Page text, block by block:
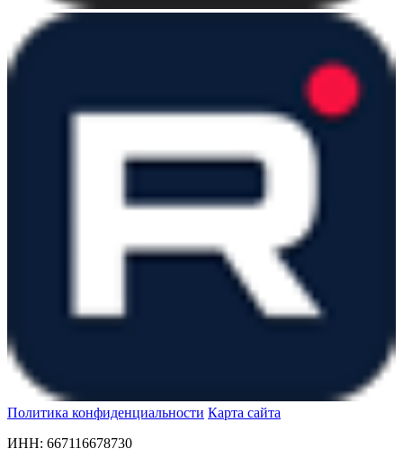
Политика конфиденциальности Карта сайта
ИНН: 667116678730